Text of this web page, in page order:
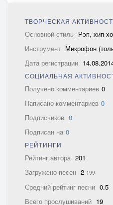
ТВОРЧЕСКАЯ
Основной стиль Рэп, хип-
Инструмент Микрофон
Дата регистрации
СОЦИАЛЬНАЯ
Получено комментариев 0
Написано комментариев 0
Подписчиков 0
Подписан на 0
РЕЙТИНГИ
Рейтинг автора 201
Загружено песен 2 199
Средний рейтинг песни 0.5
Всего прослушиваний 19